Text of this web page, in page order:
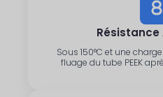
Résistance
Sous 150°C et une
fluage du tube PEEK